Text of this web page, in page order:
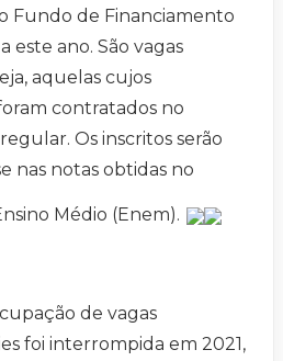
Fundo de Financiamento
este ano. São vagas
aquelas cujos
contratados no
Os inscritos serão
nas notas obtidas no
Médio (Enem).
de vagas
foi interrompida em 2021,